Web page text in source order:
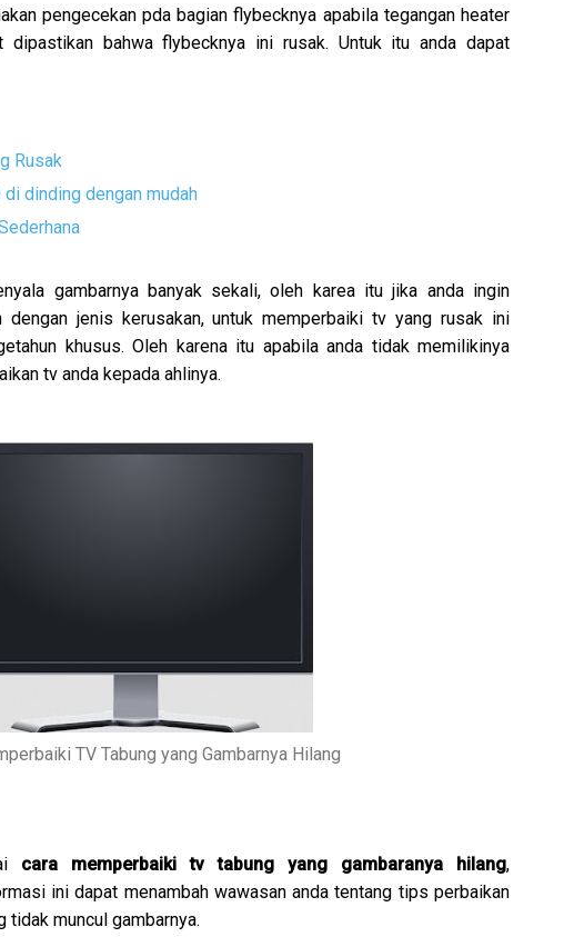
pengecekan pda bagian flybecknya apabila tegangan heater
dipastikan bahwa flybecknya ini rusak. Untuk itu anda dapat
Rusak
dinding dengan mudah
gambarnya banyak sekali, oleh karea itu jika anda ingin
dengan jenis kerusakan, untuk memperbaiki tv yang rusak ini
khusus. Oleh karena itu apabila anda tidak memilikinya
tv anda kepada ahlinya.
TV Tabung yang Gambarnya Hilang
cara memperbaiki tv tabung yang gambaranya hilang,
ini dapat menambah wawasan anda tentang tips perbaikan
tidak muncul gambarnya.